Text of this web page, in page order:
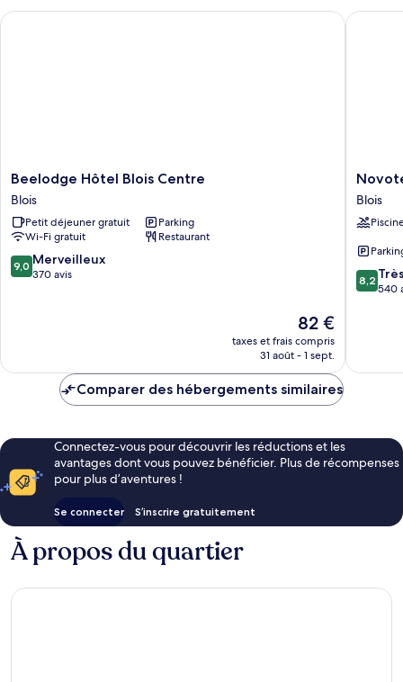
Chambre
Beelodge
Hôtel
Blois
Centre
Blois
Beelodge Hôtel Blois Centre
Blois
Petit déjeuner gratuit
Parking
Wi-Fi gratuit
Restaurant
9.0
sur
9,0 Merveilleux
370 avis
Le
nouveau
prix
de
82 €
taxes et frais compris
31 août - 1 sept.
Beelodge Hôtel Blois Centre
Novotel
Blois
Centre
Val
Loire
Hotel
Blois
Blois
8.2
sur
8,2
540
Novotel
Comparer des hébergements similaires
Connectez-vous pour découvrir les réductions et les
avantages dont vous pouvez bénéficier. Plus de récompenses
pour plus d’aventures !
Se connecter S’inscrire gratuitement
À propos du quartier